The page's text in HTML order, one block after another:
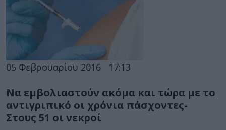
05 Φεβρουαρίου 2016 17:13
Να εμβολιαστούν ακόμα και τώρα με το
αντιγριπικό οι χρόνια πάσχοντες-
Στους 51 οι νεκροί